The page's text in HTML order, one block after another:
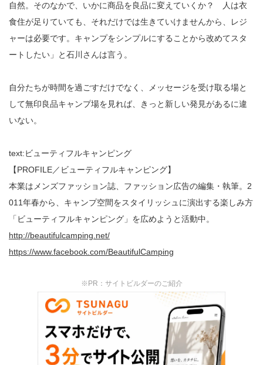
自然。そのなかで、いかに商品を良品に変えていくか？ 人は衣
食住が足りていても、それだけでは生きていけませんから、レジ
ャーは必要です。キャンプをシンプルにすることから改めてスタ
ートしたい」と石川さんは言う。
自分たちが時間を過ごすだけでなく、メッセージを受け取る場と
して無印良品キャンプ場を見れば、きっと新しい発見があるに違
いない。
text:ビューティフルキャンピング
【PROFILE／ビューティフルキャンピング】
本業はメンズファッション誌、ファッション広告の編集・執筆。2
011年春から、キャンプ空間をスタイリッシュに演出する楽しみ方
「ビューティフルキャンピング」を広めようと活動中。
http://beautifulcamping.net/
https://www.facebook.com/BeautifulCamping
※PR：サイトビルダーのご紹介